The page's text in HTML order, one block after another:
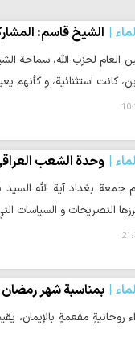
الشيخ قاسم:
العام لحزب الله،
كانت استثنائية، و كأنهم
وحدة الشعب
جمعة بغداد آية الله
التصريحات و السياسات
بمناسبة شهر
روحانيةٍ مفعمةٍ